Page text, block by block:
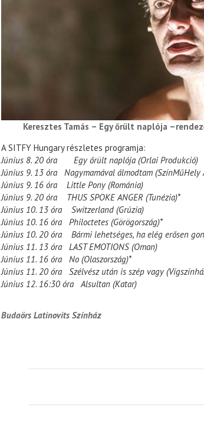
Keresztes Tamás – Egy őrült naplója
A SITFY Hungary részletes programja:
Június 8. 20 óra Egy őrült naplója (Orlai Produkció)
Június 9. 13 óra Nagymamával álmodtam (SzínMűHely
Június 9. 16 óra Little Pony (Románia)
Június 9. 20 óra THUS SPOKE ANGER (Tunézia)*
Június 10. 13 óra Switzerland (Grúzia)
Június 10. 16 óra Philoctetes (Görögország)*
Június 10. 20 óra Bármi lehetséges, ha elég erősen
Június 11. 13 óra LAST EMOTIONS (Oman)
Június 11. 16 óra No (Olaszország)*
Június 11. 20 óra Szélvész után is szép vagy
Június 12. 16:30 óra Alsultan (Katar)
Budaörs Latinovits Színház